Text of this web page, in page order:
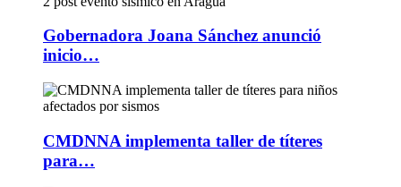
Gobernadora Joana Sánchez anunció
inicio…
CMDNNA implementa taller de títeres
para…